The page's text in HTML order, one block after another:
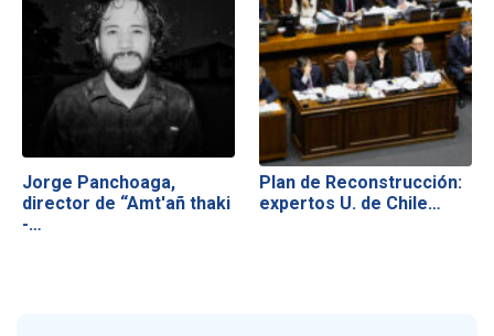
Jorge Panchoaga,
director de “Amt'añ thaki
-…
Plan de Reconstrucción:
expertos U. de Chile…